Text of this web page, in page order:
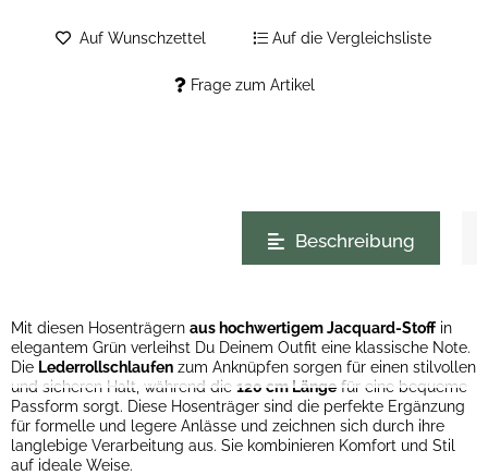
Frage zum Artikel
Auf Wunschzettel Auf die Vergleichsliste
Beschreibung
Mit diesen Hosenträgern aus hochwertigem Jacquard-Stoff in
elegantem Grün verleihst Du Deinem Outfit eine klassische Note.
Die Lederrollschlaufen zum Anknüpfen sorgen für einen stilvollen
und sicheren Halt, während die 120 cm Länge für eine bequeme
Passform sorgt. Diese Hosenträger sind die perfekte Ergänzung
für formelle und legere Anlässe und zeichnen sich durch ihre
langlebige Verarbeitung aus. Sie kombinieren Komfort und Stil
auf ideale Weise.